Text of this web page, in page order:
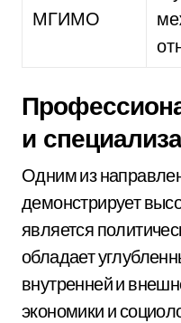
МГИМО
и
Одним из
демонстрирует
является
обладает
внутренней и
экономики и